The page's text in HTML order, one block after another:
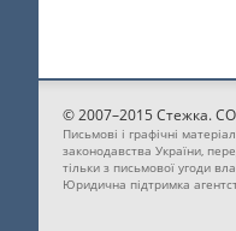
© 2007–2015 Стежка.
Письмові і графічні
законодавства України,
тільки з письмової угоди
Юридична підтримка